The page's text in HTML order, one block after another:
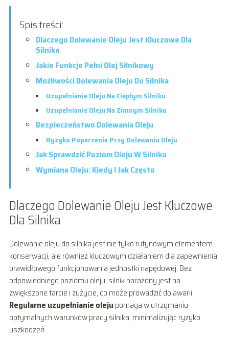
Spis treści:
Dlaczego Dolewanie Oleju Jest Kluczowe Dla
Silnika
Jakie Funkcje Pełni Olej Silnikowy
Możliwości Dolewania Oleju Do Silnika
Uzupełnianie Oleju Na Ciepłym Silniku
Uzupełnianie Oleju Na Zimnym Silniku
Bezpieczeństwo Dolewania Oleju
Ryzyko Poparzenia Przy Dolewaniu Oleju
Jak Sprawdzić Poziom Oleju W Silniku
Wymiana Oleju: Kiedy I Jak Często
Dlaczego Dolewanie Oleju Jest Kluczowe
Dla Silnika
Dolewanie oleju do silnika jest nie tylko rutynowym elementem
konserwacji, ale również kluczowym działaniem dla zapewnienia
prawidłowego funkcjonowania jednostki napędowej. Bez
odpowiedniego poziomu oleju, silnik narażony jest na
zwiększone tarcie i zużycie, co może prowadzić do awarii.
Regularne uzupełnianie oleju pomaga w utrzymaniu
optymalnych warunków pracy silnika, minimalizując ryzyko
uszkodzeń.